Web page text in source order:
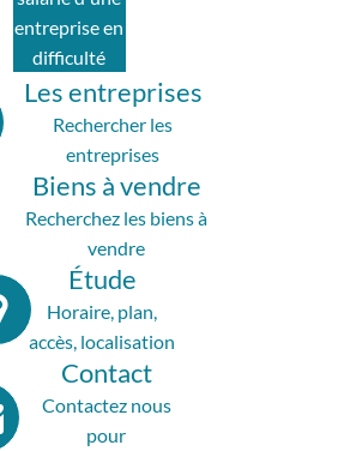
entreprise en
difficulté
Les entreprises
Rechercher les
entreprises
Biens à vendre
Recherchez les biens à
vendre
Étude
Horaire, plan,
accès, localisation
Contact
Contactez nous
pour